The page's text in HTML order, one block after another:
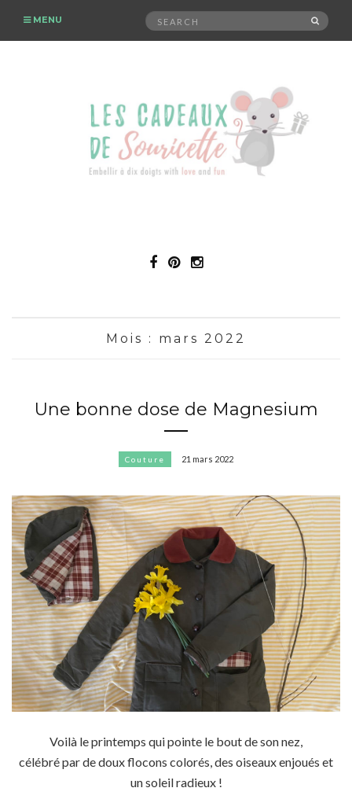
MENU
Search
for:
Mois : mars 2022
Une bonne dose de Magnesium
Couture 21 mars 2022
Voilà le printemps qui pointe le bout de son nez,
célébré par de doux flocons colorés, des oiseaux enjoués et
un soleil radieux !